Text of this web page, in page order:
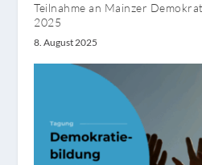
Teilnahme an Mainzer
2025
8. August 2025